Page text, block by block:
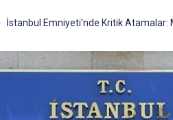
İstanbul Emniyeti'nde Kritik Atamalar: